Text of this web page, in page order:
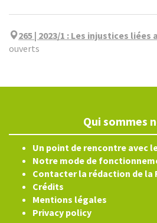
265 | 2023/1 : Les injustices liées
ouverts
Qui sommes
Un point de rencontre avec
Notre mode de
Contacter la rédaction de la
Crédits
Mentions légales
Privacy policy